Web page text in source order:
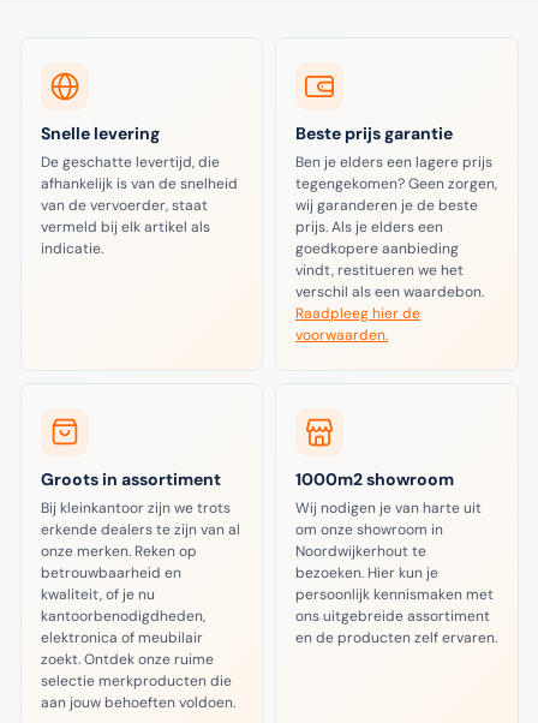
Snelle levering
De geschatte levertijd, die
afhankelijk is van de snelheid
van de vervoerder, staat
vermeld bij elk artikel als
indicatie.
Beste prijs garantie
Ben je elders een lagere prijs
tegengekomen? Geen zorgen,
wij garanderen je de beste
prijs. Als je elders een
goedkopere aanbieding
vindt, restitueren we het
verschil als een waardebon.
Raadpleeg hier de
voorwaarden.
Groots in assortiment
Bij kleinkantoor zijn we trots
erkende dealers te zijn van al
onze merken. Reken op
betrouwbaarheid en
kwaliteit, of je nu
kantoorbenodigdheden,
elektronica of meubilair
zoekt. Ontdek onze ruime
selectie merkproducten die
aan jouw behoeften voldoen.
1000m2 showroom
Wij nodigen je van harte uit
om onze showroom in
Noordwijkerhout te
bezoeken. Hier kun je
persoonlijk kennismaken met
ons uitgebreide assortiment
en de producten zelf ervaren.